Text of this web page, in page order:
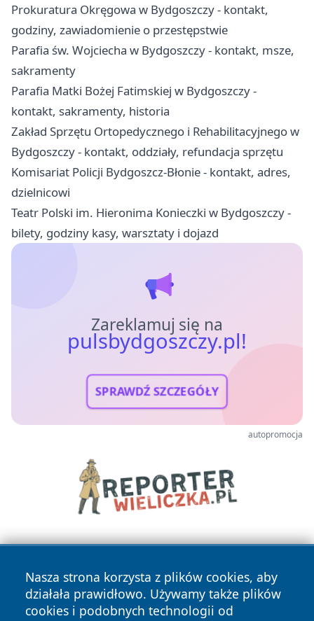
Prokuratura Okręgowa w Bydgoszczy - kontakt,
godziny, zawiadomienie o przestępstwie
Parafia św. Wojciecha w Bydgoszczy - kontakt, msze,
sakramenty
Parafia Matki Bożej Fatimskiej w Bydgoszczy -
kontakt, sakramenty, historia
Zakład Sprzętu Ortopedycznego i Rehabilitacyjnego w
Bydgoszczy - kontakt, oddziały, refundacja sprzętu
Komisariat Policji Bydgoszcz-Błonie - kontakt, adres,
dzielnicowi
Teatr Polski im. Hieronima Konieczki w Bydgoszczy -
bilety, godziny kasy, warsztaty i dojazd
Zareklamuj się na
pulsbydgoszczy.pl!
SPRAWDŹ SZCZEGÓŁY
autopromocja
Nasza strona korzysta z plików cookies, aby
działała prawidłowo. Używamy także plików
cookies i podobnych technologii od